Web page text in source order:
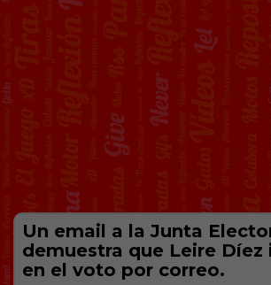
Un email a la Junta
demuestra que Leire Díez
en el voto por correo.